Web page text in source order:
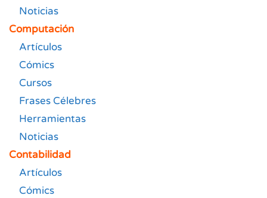
Noticias
Computación
Artículos
Cómics
Cursos
Frases Célebres
Herramientas
Noticias
Contabilidad
Artículos
Cómics